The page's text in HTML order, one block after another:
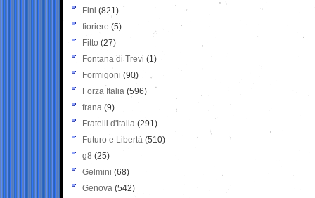
Fini (821)
fioriere (5)
Fitto (27)
Fontana di Trevi (1)
Formigoni (90)
Forza Italia (596)
frana (9)
Fratelli d'Italia (291)
Futuro e Libertà (510)
g8 (25)
Gelmini (68)
Genova (542)